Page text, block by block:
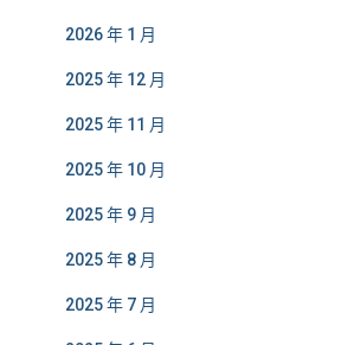
2026 年 1 月
2025 年 12 月
2025 年 11 月
2025 年 10 月
2025 年 9 月
2025 年 8 月
2025 年 7 月